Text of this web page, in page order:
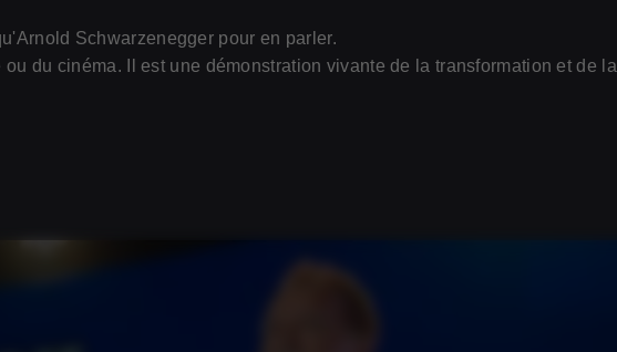
Schwarzenegger pour en parler.
du cinéma. Il est une démonstration vivante de la transformation et de la